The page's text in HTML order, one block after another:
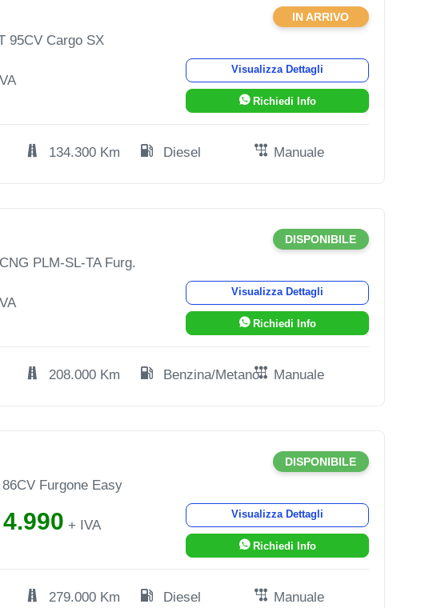
95CV Cargo SX
IN ARRIVO
Visualizza Dettagli
Richiedi Info
134.300 Km Diesel Manuale
PLM-SL-TA Furg.
DISPONIBILE
Visualizza Dettagli
Richiedi Info
208.000 Km Benzina/Metano Manuale
Furgone Easy
DISPONIBILE
+ IVA
Visualizza Dettagli
Richiedi Info
279.000 Km Diesel Manuale